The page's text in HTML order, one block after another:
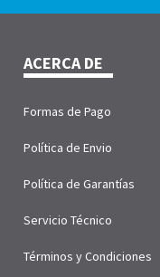
ACERCA DE
Formas de Pago
Política de Envio
Política de Garantías
Servicio Técnico
Términos y Condiciones